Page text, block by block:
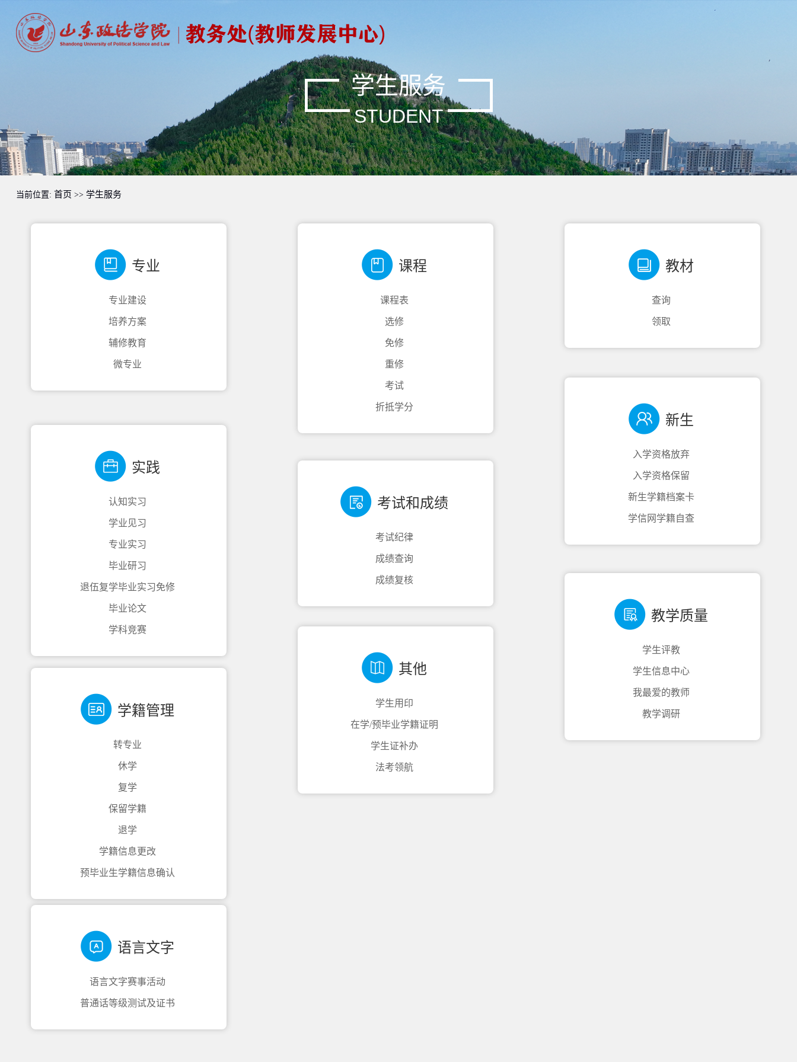
学生服务
STUDENT
当前位置: 首页 >> 学生服务
专业
专业建设
培养方案
辅修教育
微专业
课程
课程表
选修
免修
重修
考试
折抵学分
教材
查询
领取
实践
认知实习
学业见习
专业实习
毕业研习
退伍复学毕业实习免修
毕业论文
学科竞赛
考试和成绩
考试纪律
成绩查询
成绩复核
新生
入学资格放弃
入学资格保留
新生学籍档案卡
学信网学籍自查
学籍管理
转专业
休学
复学
保留学籍
退学
学籍信息更改
预毕业生学籍信息确认
教学质量
学生评教
学生信息中心
我最爱的教师
教学调研
语言文字
语言文字赛事活动
普通话等级测试及证书
其他
学生用印
在学/预毕业学籍证明
学生证补办
法考领航